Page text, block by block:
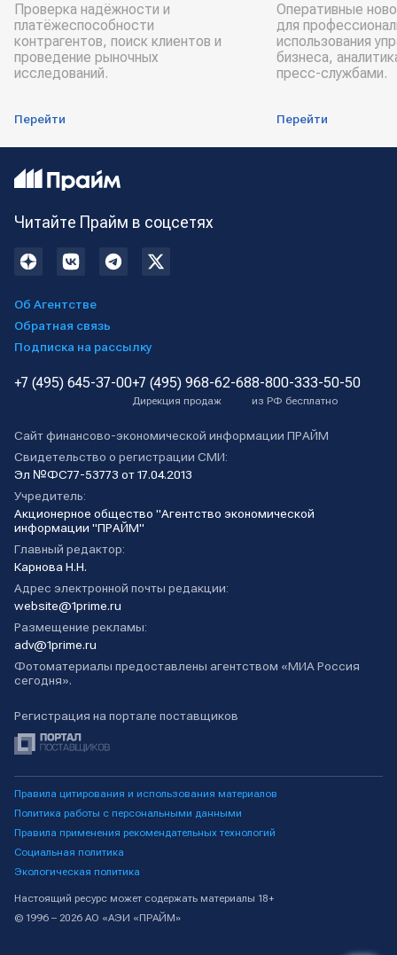
Проверка надёжности и
платёжеспособности
контрагентов, поиск клиентов и
проведение рыночных
исследований.
Перейти
Оперативные
для
использования
бизнеса,
пресс-службами.
Перейти
Читайте Прайм в соцсетях
Об Агентстве
Обратная связь
Подписка на рассылку
+7 (495) 645-37-00+7 (495) 968-62-68
Дирекция продаж
8-800-333-50-50
из РФ бесплатно
Сайт финансово-экономической информации ПРАЙМ
Свидетельство о регистрации СМИ:
Эл №ФС77-53773 от 17.04.2013
Учредитель:
Акционерное общество "Агентство экономической
информации "ПРАЙМ"
Главный редактор:
Карнова Н.Н.
Адрес электронной почты редакции:
website@1prime.ru
Размещение рекламы:
adv@1prime.ru
Фотоматериалы предоставлены агентством «МИА Россия
сегодня».
Регистрация на портале поставщиков
Правила цитирования и использования материалов
Политика работы с персональными данными
Правила применения рекомендательных технологий
Социальная политика
Экологическая политика
Настоящий ресурс может содержать материалы 18+
© 1996 – 2026 АО «АЭИ «ПРАЙМ»